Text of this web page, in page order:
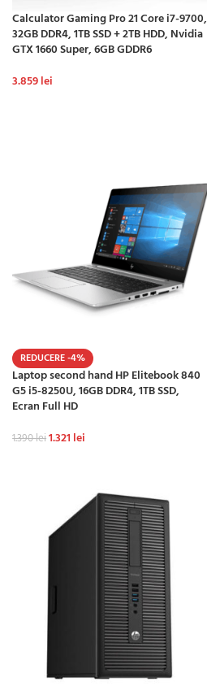
Calculator Gaming Pro 21 Core i7-9700,
32GB DDR4, 1TB SSD + 2TB HDD, Nvidia
GTX 1660 Super, 6GB GDDR6
3.859lei
REDUCERE -4%
Laptop second hand HP Elitebook 840
G5 i5-8250U, 16GB DDR4, 1TB SSD,
Ecran Full HD
1.390lei1.321 lei